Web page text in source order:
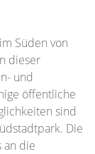
im Süden von
dieser
und
öffentliche
sind
Die
an die